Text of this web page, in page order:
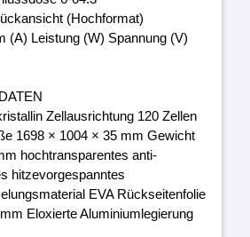
(Hochformat)
(A) Leistung (W) Spannung (V)
Zellausrichtung 120 Zellen
1698 × 1004 × 35 mm Gewicht
hochtransparentes anti-
hitzevorgespanntes
EVA Rückseitenfolie
Eloxierte Aluminiumlegierung